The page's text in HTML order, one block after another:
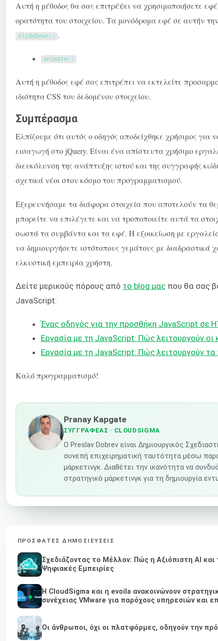
Αυτή η μέθοδος θα σας επιτρέψει να χρησιμοποιήσετε
ορατότητα του στοιχείου. Τα μονόδρομα εφέ σε αυτήν
slideDown ( ) .
animate( )
Αυτή η μέθοδος εφέ σας επιτρέπει να εκτελείτε
ιδιότητα CSS του δεδομένου στοιχείου.
Συμπέρασμα
Ελπίζουμε ότι αυτός ο οδηγός αποδείχθηκε χρήσιμος για
εισαγωγή στο jQuery. Είναι ένα απίστευτα χρήσιμο
διευκόλυνση της ανάπτυξης ιστού και της συγγραφής
σχετικά νέοι στον κόσμο του προγραμματισμού.
Εξερευνήσαμε τα διάφορα στοιχεία που αποτελούν τα
μπορείτε να επιλέγετε και να τροποποιείτε αυτά τα
σωστά τα συμβάντα και τα εφέ. Η εξοικείωση με
να δημιουργήσετε ιστότοπους γεμάτους με διαδραστικά
ελκυστική εμπειρία χρήστη.
Δείτε μερικούς πόρους από το blog μας που θα σας
JavaScript:
Ένας οδηγός για την προσθήκη JavaScript σε
Εργασία με τη JavaScript: Πώς λειτουργούν οι
Εργασία με τη JavaScript: Πώς λειτουργούν
Καλό προγραμματισμό!
Pranay Kapgate
ΣΥΓΓΡΑΦΈΑΣ · CLOUDSIGMA
Ο Preslav Dobrev είναι Δημιουργικός
συνεπή επιχειρηματική ταυτότητα μέσω
μάρκετινγκ. Διαθέτει την ικανότητα να
στρατηγικό μάρκετινγκ για τη δημιουργία
ΠΡΌΣΦΑΤΕΣ ΔΗΜΟΣΙΕΎΣΕΙΣ
Σχεδιάζοντας το Μέλλον: Πώς η Αξιόπιστη AI
Ψηφιακές Εμπειρίες
Η CloudSigma και η evoila ανακοινώνουν
συνέχειας VMware για παρόχους υπηρεσιών και
Οι άνθρωποι, όχι οι πλατφόρμες, οδηγούν την